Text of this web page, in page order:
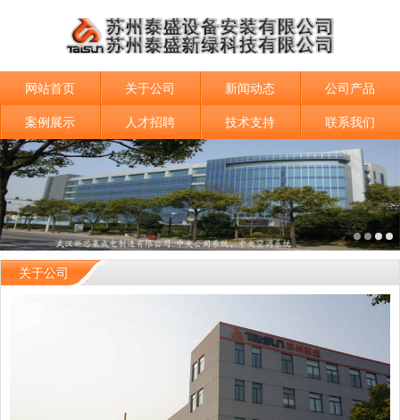
网站首页 关于公司 新闻动态 公司产品
案例展示 人才招聘 技术支持 联系我们
关于公司